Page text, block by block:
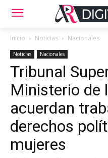
Inicio Noticias Nacionales
Noticias Nacionales
Tribunal
Ministerio de
acuerdan
derechos
mujeres